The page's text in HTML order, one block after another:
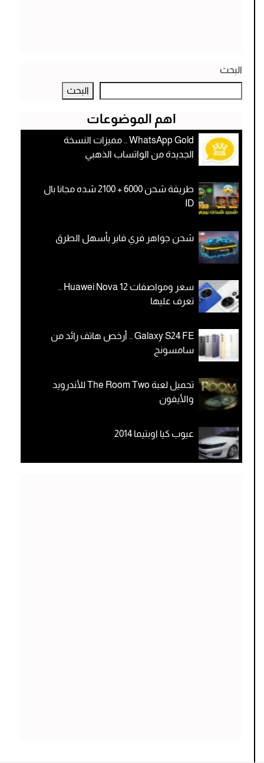
البحث
البحث
اهم الموضوعات
WhatsApp Gold .. مميزات النسخة
الجديدة من الواتساب الذهبي
طريقة شحن 6000 + 2100 شده مجانا بال
ID
شحن جواهر فري فاير بأسهل الطرق
سعر ومواصفات Huawei Nova 12 ..
تعرف عليها
Galaxy S24 FE .. أرخص هاتف رائد من
سامسونج
تحميل لعبة The Room Two للأندرويد
والأيفون
عيوب كيا اوبتيما 2014